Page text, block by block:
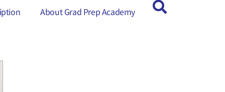
About Grad Prep Academy
About Grad Prep Academy